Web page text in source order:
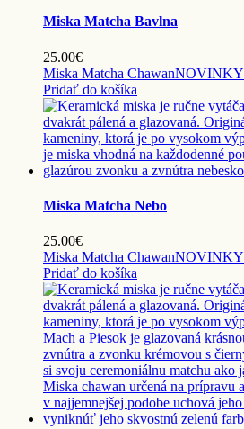
Miska Matcha Bavlna
25.00€
Miska Matcha ChawanNOVINKY
Pridať do košíka
Miska Matcha Nebo
25.00€
Miska Matcha ChawanNOVINKY
Pridať do košíka